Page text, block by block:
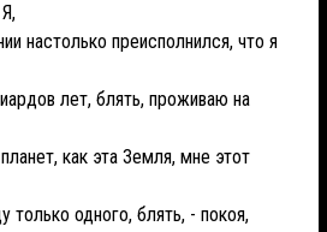
настолько преисполнился, что я
лет, блять, проживаю на
как эта Земля, мне этот
только одного, блять, - покоя,